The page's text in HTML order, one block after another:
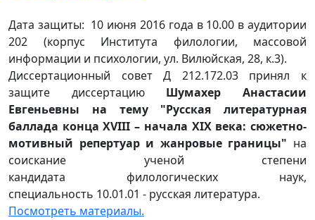
Дата защиты: 10 июня 2016 года в 10.00 в аудитории
202 (корпус Института филологии, массовой
информации и психологии, ул. Вилюйская, 28, к.3).
Диссертационный совет Д 212.172.03 принял к
защите диссертацию Шумахер Анастасии
Евгеньевны на тему "Русская литературная
баллада конца XVIII – начала XIX века: сюжетно-
мотивный репертуар и жанровые границы" на
соискание ученой степени
кандидата филологических наук,
специальность 10.01.01 - русская литература.
Посмотреть материалы.